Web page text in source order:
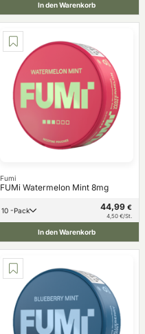
In den Warenkorb
Fumi
FUMi Watermelon Mint 8mg
10 -Pack 44,99 €
4,50 €/St.
In den Warenkorb